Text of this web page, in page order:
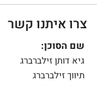
צרו איתנו קשר
שם הסוכן:
גיא דותן זילברברג
תיווך זילברברג